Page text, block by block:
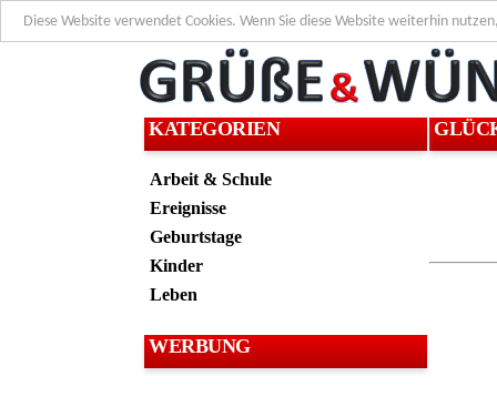
Diese Website verwendet Cookies. Wenn Sie diese Website weiterhin
KATEGORIEN
Arbeit & Schule
Ereignisse
Geburtstage
Kinder
Leben
WERBUNG